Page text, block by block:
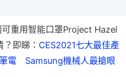
重用智能口罩Project Hazel
即睇： CES2021七大最佳產
電　Samsung機械人最搶眼